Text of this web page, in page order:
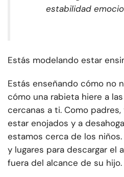
estabilidad
Estás modelando estar
Estás enseñando cómo no
cómo una rabieta hiere a
cercanas a ti. Como
estar enojados y a
estamos cerca de los
y lugares para descargar el
fuera del alcance de su hijo.